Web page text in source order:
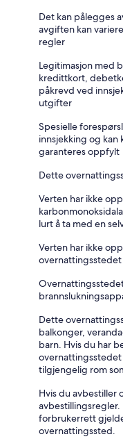
Det kan pålegges
avgiften kan
regler
Legitimasjon med
kredittkort,
påkrevd ved
utgifter
Spesielle
innsjekking og kan
garanteres oppfylt
Dette
Verten har ikke
lurt å ta med en
Verten har ikke
overnattingsstedet
Dette
balkonger,
barn. Hvis du har
tilgjengelig rom
Hvis du
forbrukerrett
overnattingssted.